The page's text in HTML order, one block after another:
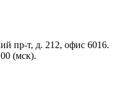
пр-т, д. 212, офис 6016.
(мск).